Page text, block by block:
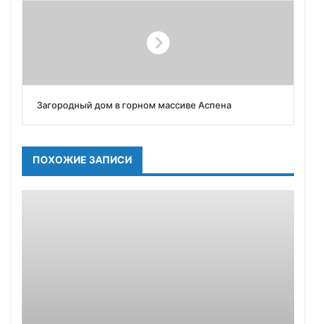
Загородный дом в горном массиве Аспена
ПОХОЖИЕ ЗАПИСИ